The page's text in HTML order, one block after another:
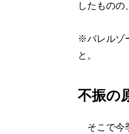
したものの
※バレルゾ
と。
不振の
そこで今